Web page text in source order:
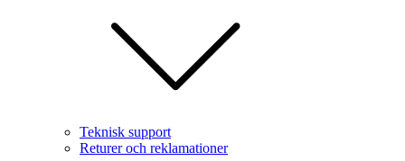
Teknisk support
Returer och reklamationer